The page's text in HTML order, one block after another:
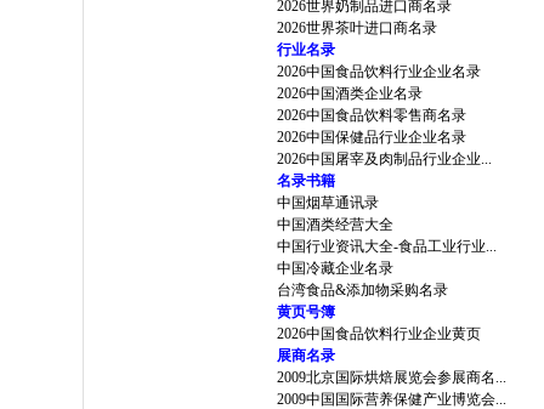
2026世界奶制品进口商名录
2026世界茶叶进口商名录
行业名录
2026中国食品饮料行业企业名录
2026中国酒类企业名录
2026中国食品饮料零售商名录
2026中国保健品行业企业名录
2026中国屠宰及肉制品行业企业...
名录书籍
中国烟草通讯录
中国酒类经营大全
中国行业资讯大全-食品工业行业...
中国冷藏企业名录
台湾食品&添加物采购名录
黄页号簿
2026中国食品饮料行业企业黄页
展商名录
2009北京国际烘焙展览会参展商名...
2009中国国际营养保健产业博览会...